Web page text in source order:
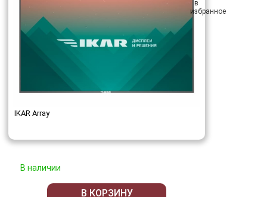
IKAR Array
В наличии
В КОРЗИНУ